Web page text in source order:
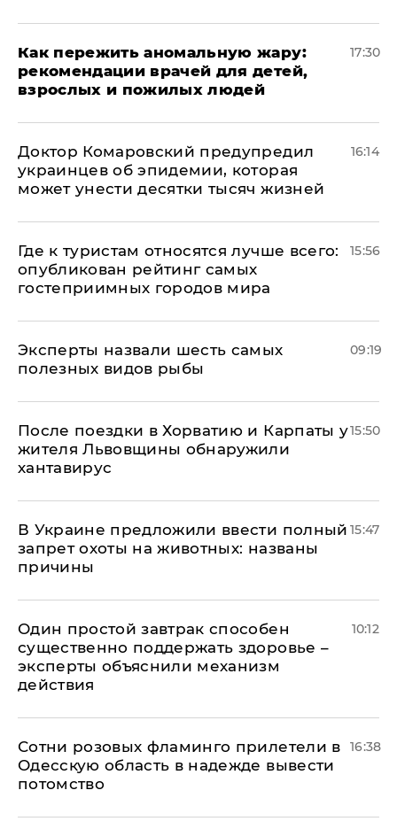
Как пережить аномальную жару:
рекомендации врачей для детей,
взрослых и пожилых людей
17:30
Доктор Комаровский предупредил
украинцев об эпидемии, которая
может унести десятки тысяч жизней
16:14
Где к туристам относятся лучше всего:
опубликован рейтинг самых
гостеприимных городов мира
15:56
Эксперты назвали шесть самых
полезных видов рыбы
09:19
После поездки в Хорватию и Карпаты у
жителя Львовщины обнаружили
хантавирус
15:50
В Украине предложили ввести полный
запрет охоты на животных: названы
причины
15:47
Один простой завтрак способен
существенно поддержать здоровье –
эксперты объяснили механизм
действия
10:12
Сотни розовых фламинго прилетели в
Одесскую область в надежде вывести
потомство
16:38